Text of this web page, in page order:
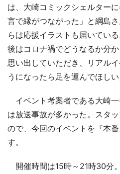
は、大崎コミックシェルター
言で縁がつながった」と綱島
らは応援イラストも届いてい
後はコロナ禍でどうなるか分
思い出していただき、リアル
うになったら足を運んでほしい
イベント考案者である大崎
は放送事故が多かった。スタ
ので、今回のイベントを『本
す。
開催時間は15時～21時30分